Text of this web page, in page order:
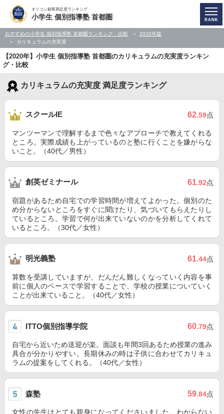
オリコン顧客満足度ランキング
小学生 個別指導塾 首都圏
おすすめの小学生 個別指導塾 首都圏ランキング・比較
2020年版
カリキュラムの充実度
【2020年】小学生 個別指導塾 首都圏のカリキュラムの充実度ランキン
グ・比較
カリキュラムの充実度 満足度ランキング
スクールIE 62.59点
マンツーマンで理解するまで色々なアプローチで教えてくれる
ところ。実際成績も上がっているのと塾に行くことを嫌がらな
いこと。（40代／男性）
創英ゼミナール 61.92点
宿題があるため自宅での学習時間が増えてよかった。個別のた
め分からないところをすぐに聞けたり、気づいてもらえたりし
ているところ。学習で何が出来ていないのかを分析してくれて
いるところ。（30代／女性）
明光義塾 61.44点
算数を受講していますが、だんだん難しくなっていく内容を事
前に個人のペースで学習することで、学校の授業についていく
ことが出来ていること。（40代／女性）
ITTO個別指導学院 60.79点
自宅から近いため送迎が楽。面談も年間3回あるため授業の進み
具合が分かりやすい。長期休みの時は子供に合わせてカリキュ
ラムの提案をしてくれる。（40代／女性）
森塾 59.84点
女性の先生はとても親身になってくださいました。わからない